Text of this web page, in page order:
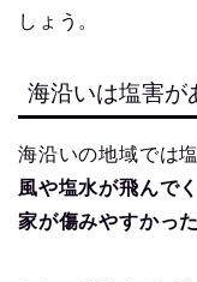
しょう。
海沿いは塩害が
海沿いの地域では
風や塩水が飛んで
家が傷みやすかっ